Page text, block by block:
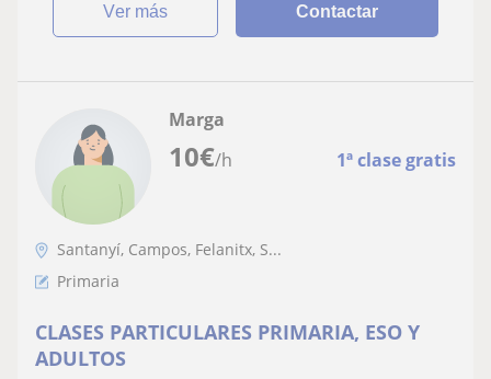
ver más Contactar
10€/h 1ª clase gratis
Marga
Santanyí, Campos, Felanitx, S...
Primaria
CLASES PARTICULARES PRIMARIA, ESO Y
ADULTOS